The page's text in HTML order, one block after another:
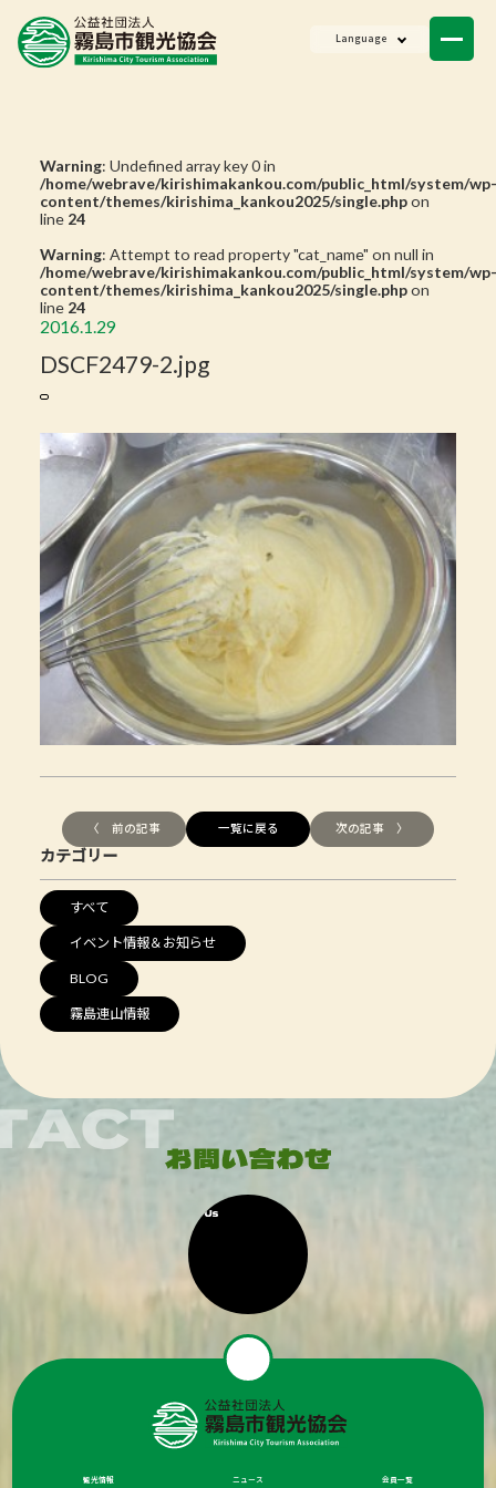
Language
Warning: Undefined array key 0 in
/home/webrave/kirishimakankou.com/public_html/system/wp-
content/themes/kirishima_kankou2025/single.phpon
line 24
Warning: Attempt to read property "cat_name" on null in
/home/webrave/kirishimakankou.com/public_html/system/wp-
content/themes/kirishima_kankou2025/single.phpon
line 24
2016.1.29
DSCF2479-2.jpg
〈 前の記事 一覧に戻る 次の記事 〉
カテゴリー
すべて
イベント情報＆お知らせ
BLOG
霧島連山情報
観光情報 ニュース 会員一覧